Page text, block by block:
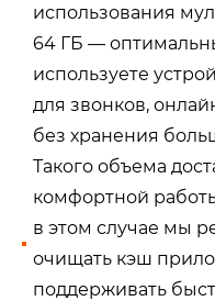
использования
64 ГБ —
используете
для звонков,
без хранения
Такого объема
комфортной
в этом случае мы
очищать кэш
поддерживать